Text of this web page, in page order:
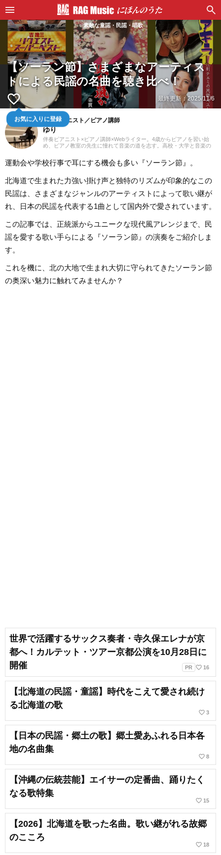
素敵な童謡・民謡・唱歌
【ソーラン節】さまざまなアーティス
トによる民謡の名曲を聴き比べ！
favorite_border
お気に入りに登録
最終更新：2025/11/6
伴奏ピアニスト／ピアノ講師
ゆり
伴奏ピアニスト×ピアノ講師×Webライター。4歳からピアノを習い始
め、ピアノ教室の先生に憧れて音楽の道を志す。高校・大学と音楽の
アノを教える傍ら、地元愛知を中心にフルート・声楽・合唱等の伴奏
者として活動している。レッスンを通して生徒たちから流行の曲を教
ピアノで弾いてみるのが趣味。2021年より、Webライターとしての活
動もスタート。音楽をはじめさまざまなジャンルの執筆にあたってい
る。
運動会や学校行事で耳にする機会も多い『ソーラン節』。
北海道で生まれた力強い掛け声と独特のリズムが印象的なこの
民謡は、さまざまなジャンルのアーティストによって歌い継が
れ、日本の民謡を代表する1曲として国内外で愛されています。
この記事では、正統派からユニークな現代風アレンジまで、民
謡を愛する歌い手らによる『ソーラン節』の演奏をご紹介しま
す。
これを機に、北の大地で生まれ大切に守られてきたソーラン節
の奥深い魅力に触れてみませんか？
世界で活躍するサックス奏者・寺久保エレナが京
都へ！カルテット・ツアー京都公演を10月28日に
開催
PR favorite_border 16
【北海道の民謡・童謡】時代をこえて愛され続け
る北海道の歌
favorite_border 3
【日本の民謡・郷土の歌】郷土愛あふれる日本各
地の名曲集
favorite_border 8
【沖縄の伝統芸能】エイサーの定番曲、踊りたく
なる歌特集
favorite_border 15
【2026】北海道を歌った名曲。歌い継がれる故郷
のこころ
favorite_border 18